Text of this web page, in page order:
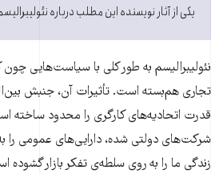
یکی از آثار نویسنده این مطلب درباره
نئولیبرالیسم به طور کلی با سیاست‌هایی
تجاری هم‌بسته است. تأثیرات آن، جنبش
قدرت اتحادیه‌های کارگری را محدود ساخته
شرکت‌های دولتی شده، دارایی‌های عمومی را
زندگی ما را به روی سلطه‌ی تفکر بازار گشوده